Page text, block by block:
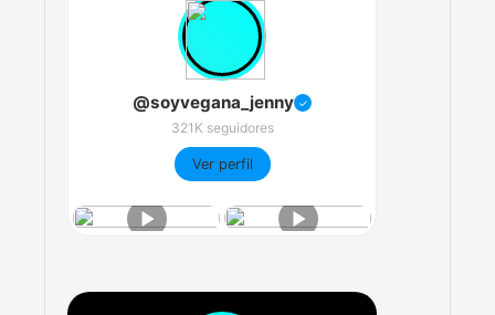
@soyvegana_jenny ✓
321K seguidores
Ver perfil